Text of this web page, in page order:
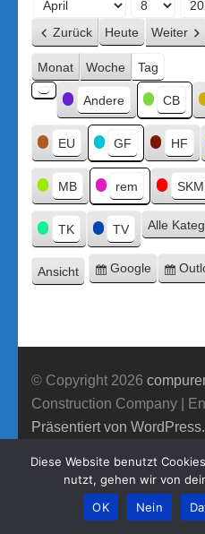
Monat
Tag
Jahr
Zurück Heute Weiter
Monat Woche Tag
Kategorien
Kategorie
ohne
Titel
Andere CB
EU GF HF
MB rem SKM
TK TV Alle
Ansicht ausdrucken
Eintragen
Google
© Copyright 2026
Construction Company |
Präsentiert von WordPress.
Diese Website benutzt
nutzt, gehen wir von
OK
Nein